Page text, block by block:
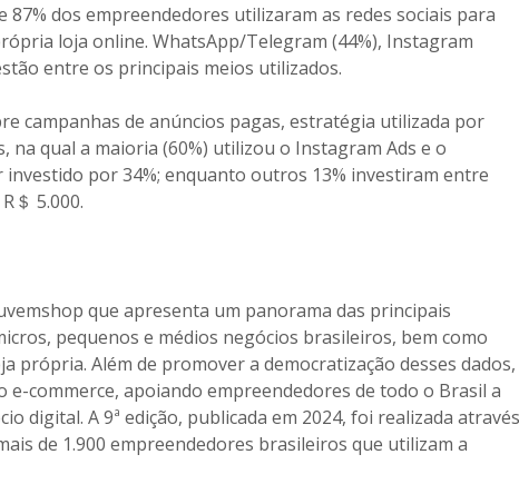
87% dos empreendedores utilizaram as redes sociais para
loja online. WhatsApp/Telegram (44%), Instagram
entre os principais meios utilizados.
campanhas de anúncios pagas, estratégia utilizada por
qual a maioria (60%) utilizou o Instagram Ads e o
investido por 34%; enquanto outros 13% investiram entre
＄ 5.000.
que apresenta um panorama das principais
pequenos e médios negócios brasileiros, bem como
própria. Além de promover a democratização desses dados,
commerce, apoiando empreendedores de todo o Brasil a
digital. A 9ª edição, publicada em 2024, foi realizada através
de 1.900 empreendedores brasileiros que utilizam a